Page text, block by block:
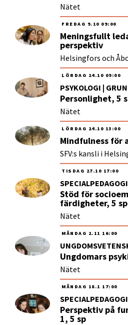
Nätet
FREDAG 9.10 09:00
Meningsfullt
perspektiv
Helsingfors och
LÖRDAG 24.10 09:00
PSYKOLOGI |
Personlighet, 5
Nätet
LÖRDAG 24.10 13:00
Mindfulness för
SFV:s kansli i
TISDAG 27.10 17:00
Stöd för
färdigheter, 5 sp
Nätet
MÅNDAG 2.11 16:00
Ungdomars
Nätet
MÅNDAG 18.1 17:00
Perspektiv på
1, 5 sp